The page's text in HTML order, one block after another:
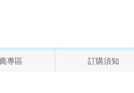
專區 訂購須知